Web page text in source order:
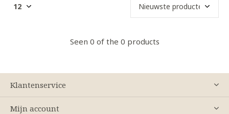
Seen 0 of the 0 products
Klantenservice
Mijn account